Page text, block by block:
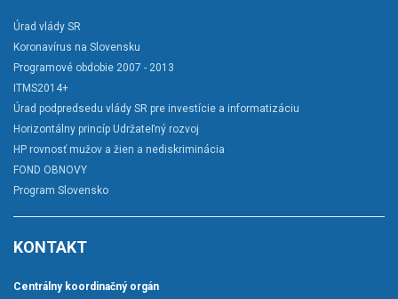
Úrad vlády SR
Koronavírus na Slovensku
Programové obdobie 2007 - 2013
ITMS2014+
Úrad podpredsedu vlády SR pre investície a informatizáciu
Horizontálny princíp Udržateľný rozvoj
HP rovnosť mužov a žien a nediskriminácia
FOND OBNOVY
Program Slovensko
KONTAKT
Centrálny koordinačný orgán